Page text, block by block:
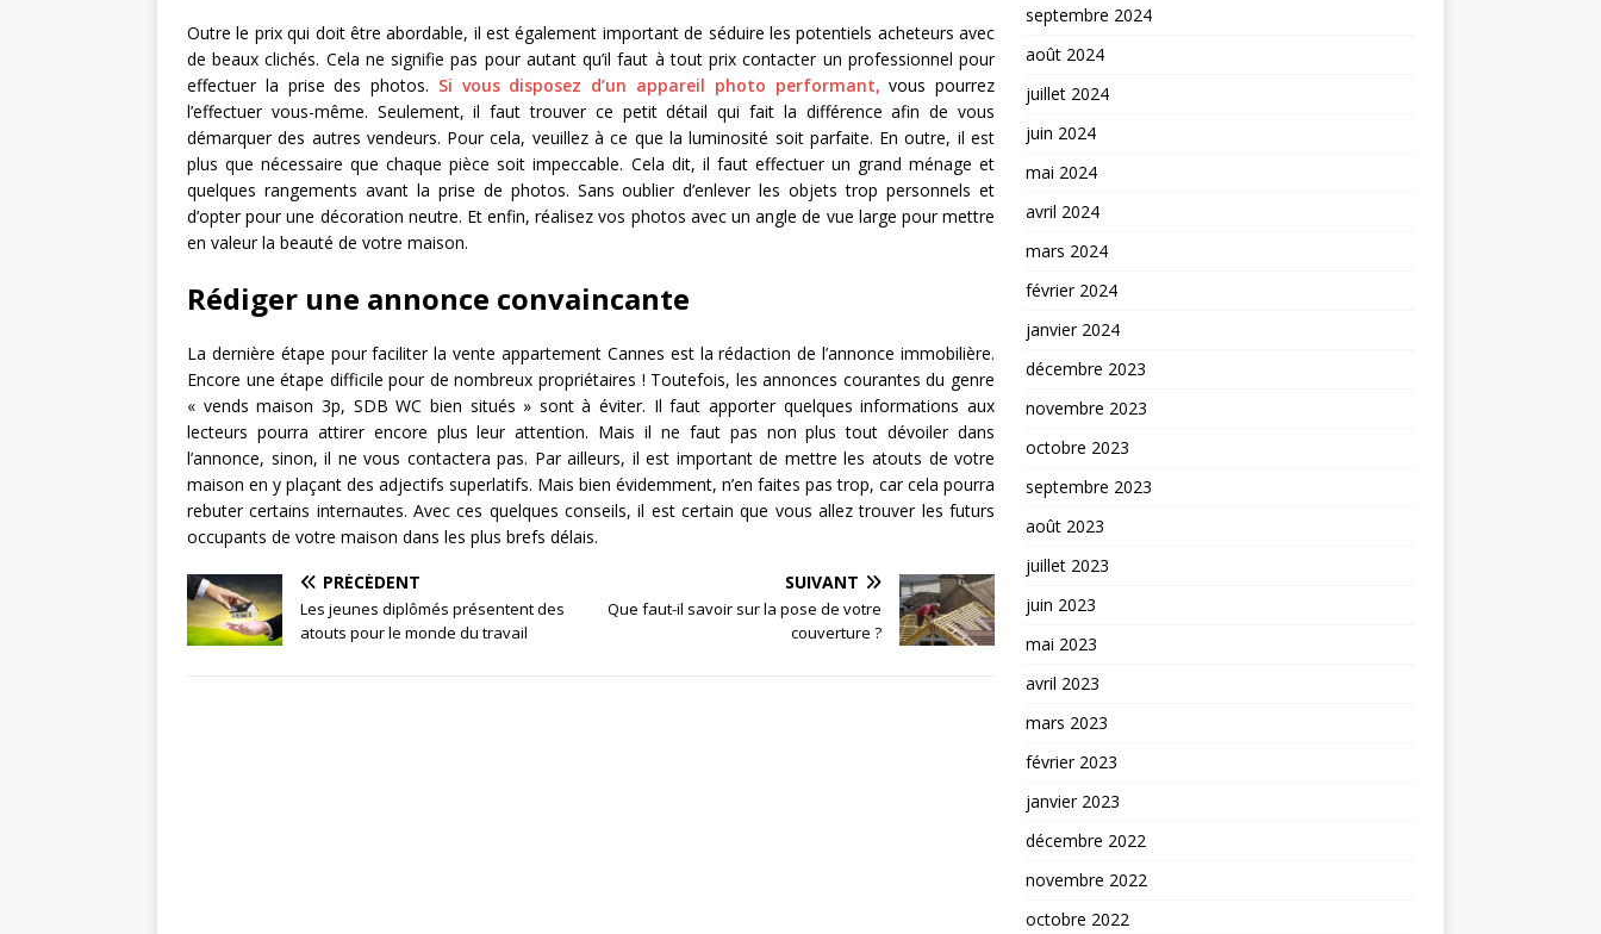
Outre le prix qui doit être abordable, il est également important de séduire les potentiels acheteurs avec
de beaux clichés. Cela ne signifie pas pour autant qu’il faut à tout prix contacter un professionnel pour
effectuer la prise des photos. Si vous disposez d’un appareil photo performant, vous pourrez
l’effectuer vous-même. Seulement, il faut trouver ce petit détail qui fait la différence afin de vous
démarquer des autres vendeurs. Pour cela, veuillez à ce que la luminosité soit parfaite. En outre, il est
plus que nécessaire que chaque pièce soit impeccable. Cela dit, il faut effectuer un grand ménage et
quelques rangements avant la prise de photos. Sans oublier d’enlever les objets trop personnels et
d’opter pour une décoration neutre. Et enfin, réalisez vos photos avec un angle de vue large pour mettre
en valeur la beauté de votre maison.
Rédiger une annonce convaincante
La dernière étape pour faciliter la vente appartement Cannes est la rédaction de l’annonce immobilière.
Encore une étape difficile pour de nombreux propriétaires ! Toutefois, les annonces courantes du genre
« vends maison 3p, SDB WC bien situés » sont à éviter. Il faut apporter quelques informations aux
lecteurs pourra attirer encore plus leur attention. Mais il ne faut pas non plus tout dévoiler dans
l’annonce, sinon, il ne vous contactera pas. Par ailleurs, il est important de mettre les atouts de votre
maison en y plaçant des adjectifs superlatifs. Mais bien évidemment, n’en faites pas trop, car cela pourra
rebuter certains internautes. Avec ces quelques conseils, il est certain que vous allez trouver les futurs
occupants de votre maison dans les plus brefs délais.
PRÉCÉDENT
Les jeunes diplômés présentent des
atouts pour le monde du travail
SUIVANT
Que faut-il savoir sur la pose de votre
couverture ?
septembre 2024
août 2024
juillet 2024
juin 2024
mai 2024
avril 2024
mars 2024
février 2024
janvier 2024
décembre 2023
novembre 2023
octobre 2023
septembre 2023
août 2023
juillet 2023
juin 2023
mai 2023
avril 2023
mars 2023
février 2023
janvier 2023
décembre 2022
novembre 2022
octobre 2022